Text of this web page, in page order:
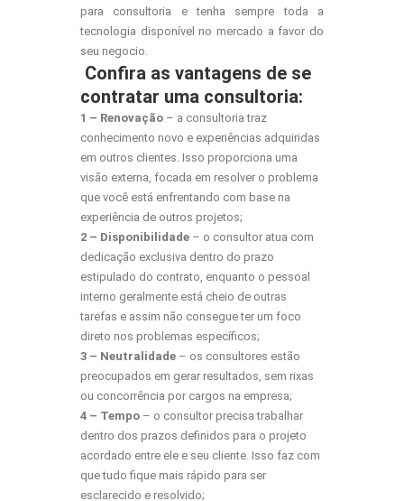
para consultoria e tenha sempre toda a
tecnologia disponível no mercado a favor do
seu negocio.
Confira as vantagens de se
contratar uma consultoria:
1 – Renovação – a consultoria traz
conhecimento novo e experiências adquiridas
em outros clientes. Isso proporciona uma
visão externa, focada em resolver o problema
que você está enfrentando com base na
experiência de outros projetos;
2 – Disponibilidade – o consultor atua com
dedicação exclusiva dentro do prazo
estipulado do contrato, enquanto o pessoal
interno geralmente está cheio de outras
tarefas e assim não consegue ter um foco
direto nos problemas específicos;
3 – Neutralidade – os consultores estão
preocupados em gerar resultados, sem rixas
ou concorrência por cargos na empresa;
4 – Tempo – o consultor precisa trabalhar
dentro dos prazos definidos para o projeto
acordado entre ele e seu cliente. Isso faz com
que tudo fique mais rápido para ser
esclarecido e resolvido;